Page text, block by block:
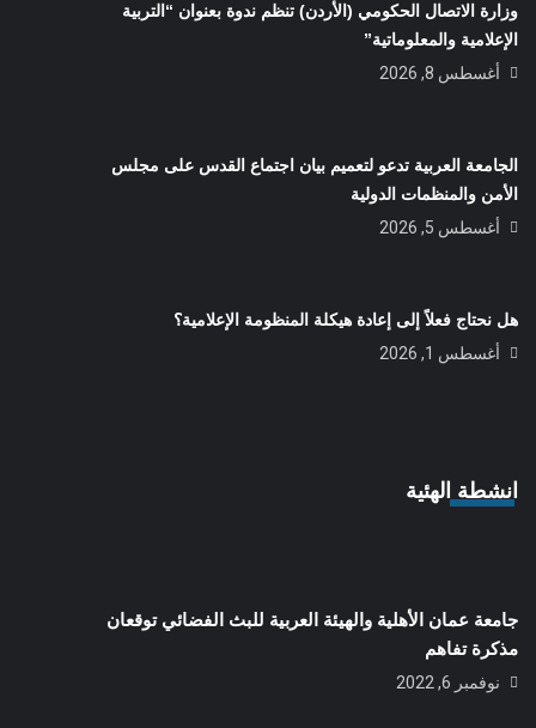
وزارة الاتصال الحكومي (الأردن) تنظم ندوة بعنوان “التربية
الإعلامية والمعلوماتية”
أغسطس 8, 2026
الجامعة العربية تدعو لتعميم بيان اجتماع القدس على مجلس
الأمن والمنظمات الدولية
أغسطس 5, 2026
هل نحتاج فعلاً إلى إعادة هيكلة المنظومة الإعلامية؟
أغسطس 1, 2026
انشطة الهئية
جامعة عمان الأهلية والهيئة العربية للبث الفضائي توقعان
مذكرة تفاهم
نوفمبر 6, 2022